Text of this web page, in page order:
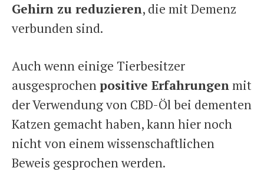
Gehirn zu reduzieren, die mit Demenz
verbunden sind.
Auch wenn einige Tierbesitzer
ausgesprochenpositive Erfahrungenmit
der Verwendung von CBD-Öl bei dementen
Katzen gemacht haben, kann hier noch
nicht von einem wissenschaftlichen
Beweis gesprochen werden.